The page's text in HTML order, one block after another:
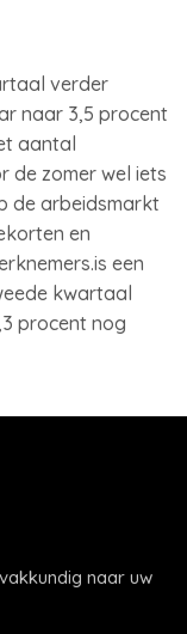
verder
naar 3,5 procent
aantal
de zomer wel iets
de arbeidsmarkt
en
een
kwartaal
procent nog
naar uw